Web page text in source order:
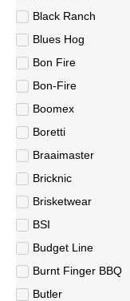
Black Ranch
Blues Hog
Bon Fire
Bon-Fire
Boomex
Boretti
Braaimaster
Bricknic
Brisketwear
BSI
Budget Line
Burnt Finger BBQ
Butler